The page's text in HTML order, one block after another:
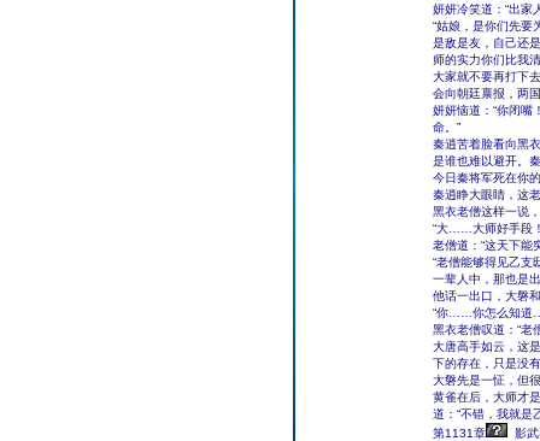
妍妍冷笑道：“出家
“姑娘，是你们先要
是敌是友，自己还
师的实力你们比我
大家就不要再打下
会向朝廷禀报，两
妍妍恼道：“你闭
命。”
秦逍苦着脸看向黑
是谁也难以避开。
今日秦将军死在你
秦逍睁大眼睛，这
黑衣老僧这样一说
“大……大师好手段
老僧道：“这天下能
“老僧能够得见乙支
一辈人中，那也是
他话一出口，大磐
“你……你怎么知道
黑衣老僧叹道：“老
大唐高手如云，这
下的存在，只是没
大磐先是一怔，但
黄雀在后，大师才
道：“不错，我就是
第1131章
影